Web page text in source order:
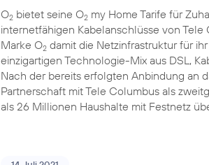
O2 bietet seine O2 my Home Tarife für
internetfähigen Kabelanschlüsse von Tele
Marke O2 damit die Netzinfrastruktur für
einzigartigen Technologie-Mix aus DSL,
Nach der bereits erfolgten Anbindung an
Partnerschaft mit Tele Columbus als
als 26 Millionen Haushalte mit Festnetz